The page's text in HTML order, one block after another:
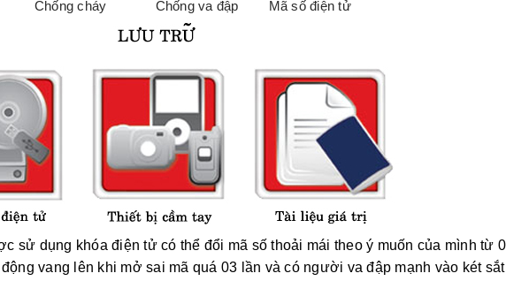
Chống cháy Chống va đập Mã số điện tử
sử dụng khóa điện tử có thể đổi mã số thoải mái theo ý muốn của mình từ
vang lên khi mở sai mã quá 03 lần và có người va đập mạnh vào két